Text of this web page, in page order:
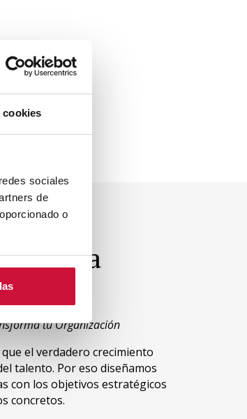
cookies
sociales
de
o
para
tu Organización
el verdadero crecimiento
talento. Por eso diseñamos
con los objetivos estratégicos
concretos.